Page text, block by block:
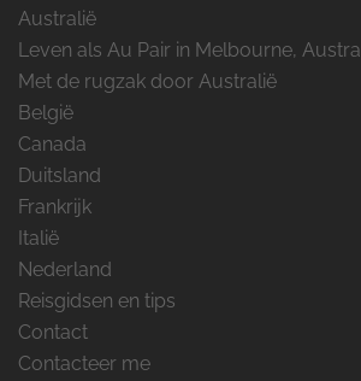
Australië
Leven als Au Pair in Melbourne,
Met de rugzak door Australië
België
Canada
Duitsland
Frankrijk
Italië
Nederland
Reisgidsen en tips
Contact
Contacteer me